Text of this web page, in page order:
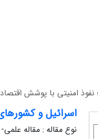
نفوذ امنیتی با پوشش
اسرائیل و
نوع مقاله : مقاله